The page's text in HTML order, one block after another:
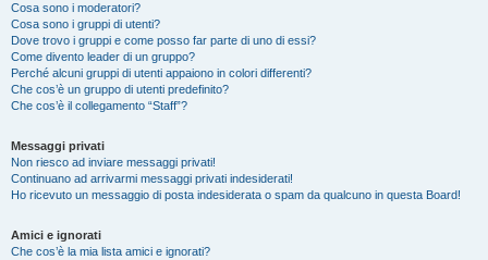
Cosa sono i moderatori?
Cosa sono i gruppi di utenti?
Dove trovo i gruppi e come posso far parte di uno di essi?
Come divento leader di un gruppo?
Perché alcuni gruppi di utenti appaiono in colori differenti?
Che cos’è un gruppo di utenti predefinito?
Che cos’è il collegamento “Staff”?
Messaggi privati
Non riesco ad inviare messaggi privati!
Continuano ad arrivarmi messaggi privati indesiderati!
Ho ricevuto un messaggio di posta indesiderata o spam da qualcuno in questa Board!
Amici e ignorati
Che cos’è la mia lista amici e ignorati?